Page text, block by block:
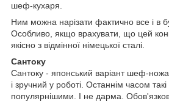
шеф-кухаря.
Ним можна нарізати фактично все і в
Особливо, якщо врахувати, що цей
якісно з відмінної німецької сталі.
Сантоку
Сантоку - японський варіант шеф-
і зручний у роботі. Останнім часом
популярнішими. І не дарма.